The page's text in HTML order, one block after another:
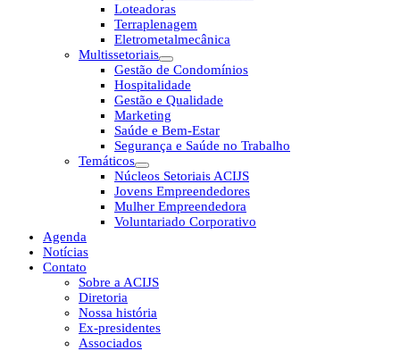
Loteadoras
Terraplenagem
Eletrometalmecânica
Multissetoriais
Gestão de Condomínios
Hospitalidade
Gestão e Qualidade
Marketing
Saúde e Bem-Estar
Segurança e Saúde no Trabalho
Temáticos
Núcleos Setoriais ACIJS
Jovens Empreendedores
Mulher Empreendedora
Voluntariado Corporativo
Agenda
Notícias
Contato
Sobre a ACIJS
Diretoria
Nossa história
Ex-presidentes
Associados